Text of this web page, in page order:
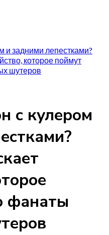
и задними лепестками?
которое поймут
шутеров
с кулером
фанаты